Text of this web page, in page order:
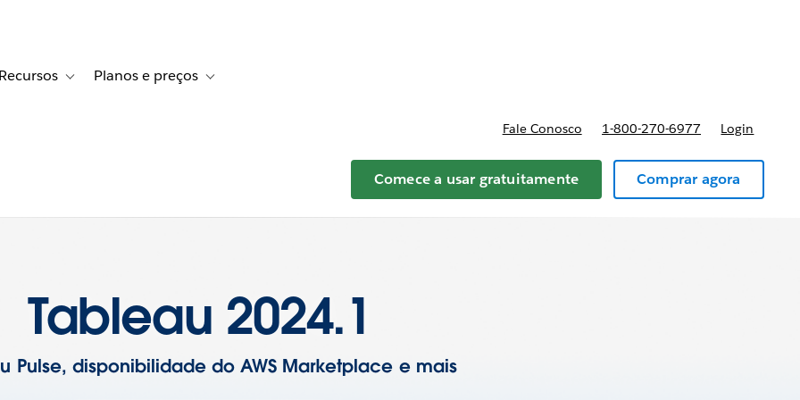
Histórias de clientes
sub-navigation for Soluções
Recursos Toggle sub-navigation for Recursos
Planos e preços Toggle sub-navigation for Planos e preços
Fale Conosco 1-800-270-6977 Login
Comece a usar gratuitamente Comprar agora
Tableau 2024.1
Pulse, disponibilidade do AWS Marketplace e mais